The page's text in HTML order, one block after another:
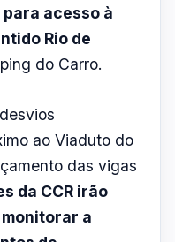
que os
sempre que
alternativas